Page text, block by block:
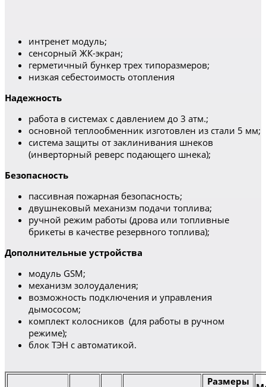
интренет модуль;
сенсорный ЖК-экран;
герметичный бункер трех типоразмеров;
низкая себестоимость отопления
Надежность
работа в системах с давлением до 3 атм.;
основной теплообменник изготовлен из стали 5 мм;
система защиты от заклинивания шнеков
(инверторный реверс подающего шнека);
Безопасность
пассивная пожарная безопасность;
двушнековый механизм подачи топлива;
ручной режим работы (дрова или топливные
брикеты в качестве резервного топлива);
Дополнительные устройства
модуль GSM;
механизм золоудаления;
возможность подключения и управления
дымососом;
комплект колосников (для работы в ручном
режиме);
блок ТЭН с автоматикой.
Размеры